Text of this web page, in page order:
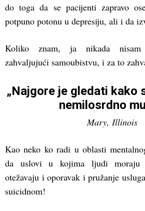
do toga da se pacijenti zapravo
potpuno potonu u depresiju, ali i da
Koliko znam, ja nikada nisam
zahvaljujući samoubistvu, i za to
„Najgore je gledati kako
nemilosrdno
Mary, Illinois
Kao neko ko radi u oblasti
da uslovi u kojima ljudi moraju
otežavaju i oporavak i pružanje
suicidnom!